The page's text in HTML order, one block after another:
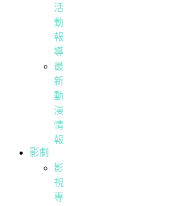
活
動
報
導
最
新
動
漫
情
報
影劇
影
視
專